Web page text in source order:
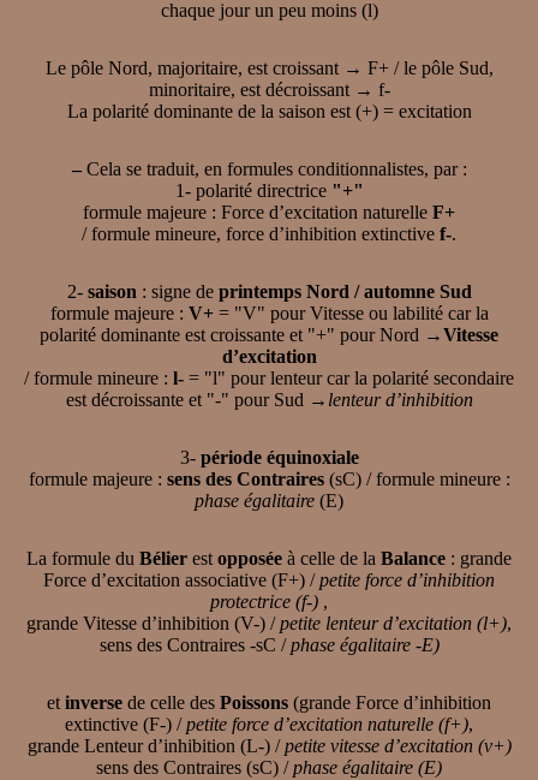
chaque jour un peu moins (l)
Le pôle Nord, majoritaire, est croissant → F+ / le pôle Sud,
minoritaire, est décroissant → f-
La polarité dominante de la saison est (+) = excitation
–Cela se traduit, en formules conditionnalistes, par :
1- polarité directrice "+"
formule majeure : Force d’excitation naturelle F+
/ formule mineure, force d’inhibition extinctive f-.
2- saison : signe de printemps Nord / automne Sud
formule majeure : V+= "V" pour Vitesse ou labilité car la
polarité dominante est croissante et "+" pour Nord →Vitesse
d’excitation
/ formule mineure : l- = "l" pour lenteur car la polarité secondaire
est décroissante et "-" pour Sud → lenteur d’inhibition
3- période équinoxiale
formule majeure : sens des Contraires(sC) / formule mineure :
phase égalitaire (E)
La formule du Bélier est opposée à celle de la Balance : grande
Force d’excitation associative (F+) /petite force d’inhibition
protectrice (f-) ,
grande Vitesse d’inhibition (V-) /petite lenteur d’excitation (l+),
sens des Contraires -sC /phase égalitaire -E)
et inverse de celle des Poissons (grande Force d’inhibition
extinctive (F-) /petite force d’excitation naturelle (f+),
grande Lenteur d’inhibition (L-) /petite vitesse d’excitation (v+)
sens des Contraires (sC) /phase égalitaire (E)